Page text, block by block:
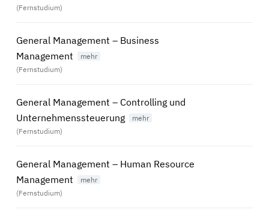
(Fernstudium)
General Management – Business
Management
(Fernstudium)
General Management – Controlling und
Unternehmenssteuerung
(Fernstudium)
General Management – Human Resource
Management
(Fernstudium)